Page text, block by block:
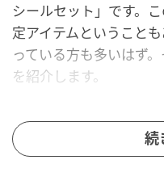
シールセット」です。
定アイテムということ
っている方も多いはず
を紹介します。
『sweet 2026年7 続